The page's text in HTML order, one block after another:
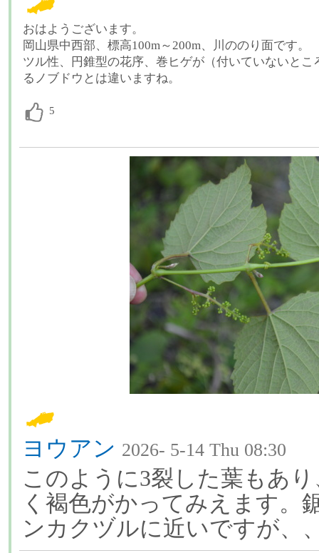
おはようございます。
岡山県中西部、標高100m～200m、川ののり面です。
ツル性、円錐型の花序、巻ヒゲが（付いていないと
るノブドウとは違いますね。
ヨウアン 2026- 5-14 Thu 08:30
このように3裂した葉もあ
く褐色がかってみえます。
ンカクヅルに近いですが、